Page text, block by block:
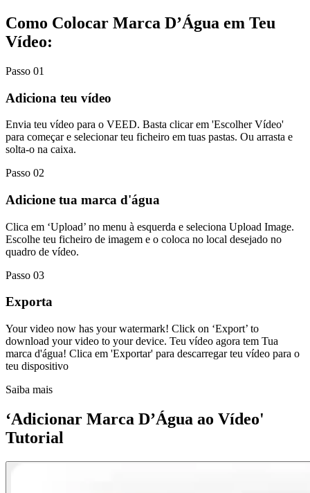
Como Colocar Marca D’Água em Teu
Vídeo:
Passo 01
Adiciona teu vídeo
Envia teu vídeo para o VEED. Basta clicar em 'Escolher Vídeo'
para começar e selecionar teu ficheiro em tuas pastas. Ou arrasta e
solta-o na caixa.
Passo 02
Adicione tua marca d'água
Clica em ‘Upload’ no menu à esquerda e seleciona Upload Image.
Escolhe teu ficheiro de imagem e o coloca no local desejado no
quadro de vídeo.
Passo 03
Exporta
Your video now has your watermark! Click on ‘Export’ to
download your video to your device. Teu vídeo agora tem Tua
marca d'água! Clica em 'Exportar' para descarregar teu vídeo para o
teu dispositivo
Saiba mais
‘Adicionar Marca D’Água ao Vídeo'
Tutorial